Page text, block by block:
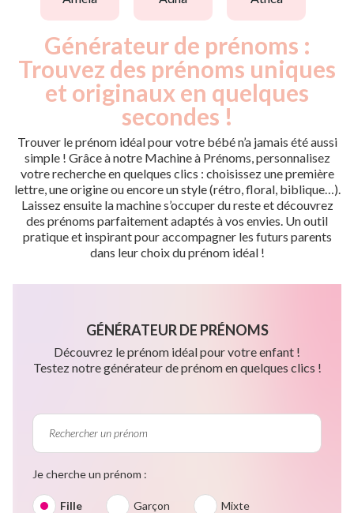
Générateur de prénoms :
Trouvez des prénoms uniques
et originaux en quelques
secondes !
Trouver le prénom idéal pour votre bébé n’a jamais été aussi
simple ! Grâce à notre Machine à Prénoms, personnalisez
votre recherche en quelques clics : choisissez une première
lettre, une origine ou encore un style (rétro, floral, biblique…).
Laissez ensuite la machine s’occuper du reste et découvrez
des prénoms parfaitement adaptés à vos envies. Un outil
pratique et inspirant pour accompagner les futurs parents
dans leur choix du prénom idéal !
GÉNÉRATEUR DE PRÉNOMS
Découvrez le prénom idéal pour votre enfant !
Testez notre générateur de prénom en quelques clics !
Je cherche un prénom :
Fille Garçon Mixte